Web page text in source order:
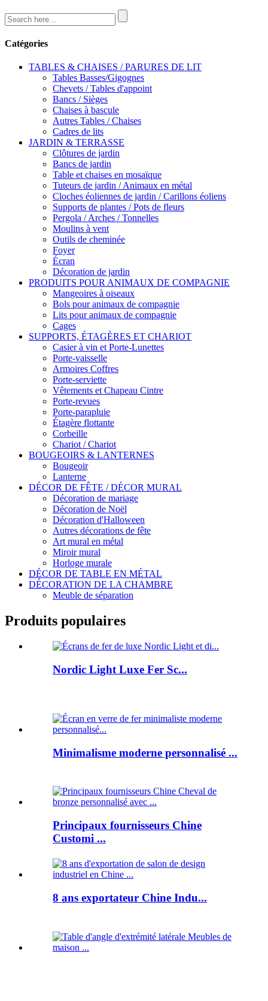
Catégories
TABLES & CHAISES / PARURES DE LIT
Tables Basses/Gigognes
Chevets / Tables d'appoint
Bancs / Sièges
Chaises à bascule
Autres Tables / Chaises
Cadres de lits
JARDIN & TERRASSE
Clôtures de jardin
Bancs de jardin
Table et chaises en mosaïque
Tuteurs de jardin / Animaux en métal
Cloches éoliennes de jardin / Carillons éoliens
Supports de plantes / Pots de fleurs
Pergola / Arches / Tonnelles
Moulins à vent
Outils de cheminée
Foyer
Écran
Décoration de jardin
PRODUITS POUR ANIMAUX DE COMPAGNIE
Mangeoires à oiseaux
Bols pour animaux de compagnie
Lits pour animaux de compagnie
Cages
SUPPORTS, ÉTAGÈRES ET CHARIOT
Casier à vin et Porte-Lunettes
Porte-vaisselle
Armoires Coffres
Porte-serviette
Vêtements et Chapeau Cintre
Porte-revues
Porte-parapluie
Étagère flottante
Corbeille
Chariot / Chariot
BOUGEOIRS & LANTERNES
Bougeoir
Lanterne
DÉCOR DE FÊTE / DÉCOR MURAL
Décoration de mariage
Décoration de Noël
Décoration d'Halloween
Autres décorations de fête
Art mural en métal
Miroir mural
Horloge murale
DÉCOR DE TABLE EN MÉTAL
DÉCORATION DE LA CHAMBRE
Meuble de séparation
Produits populaires
Nordic Light Luxe Fer Sc...
Minimalisme moderne personnalisé ...
Principaux fournisseurs Chine
Customi ...
8 ans exportateur Chine Indu...